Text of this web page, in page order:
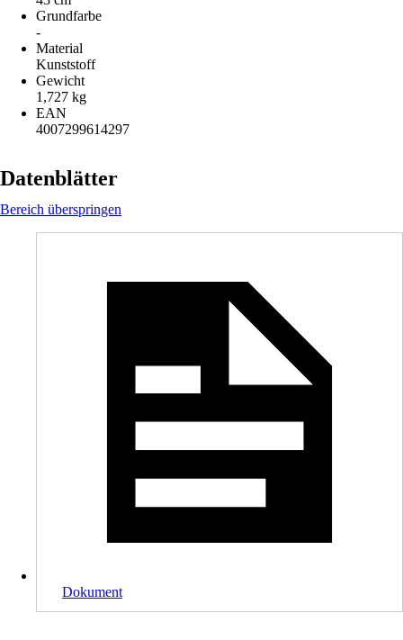
Grundfarbe
-
Material
Kunststoff
Gewicht
1,727 kg
EAN
4007299614297
Datenblätter
Bereich überspringen
Dokument